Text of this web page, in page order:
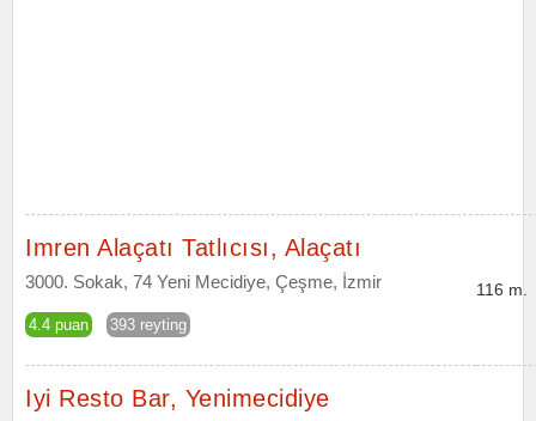
Imren Alaçatı Tatlıcısı, Alaçatı
3000. Sokak, 74 Yeni Mecidiye, Çeşme, İzmir
4.4 puan 393 reyting
116 m.
Iyi Resto Bar, Yenimecidiye